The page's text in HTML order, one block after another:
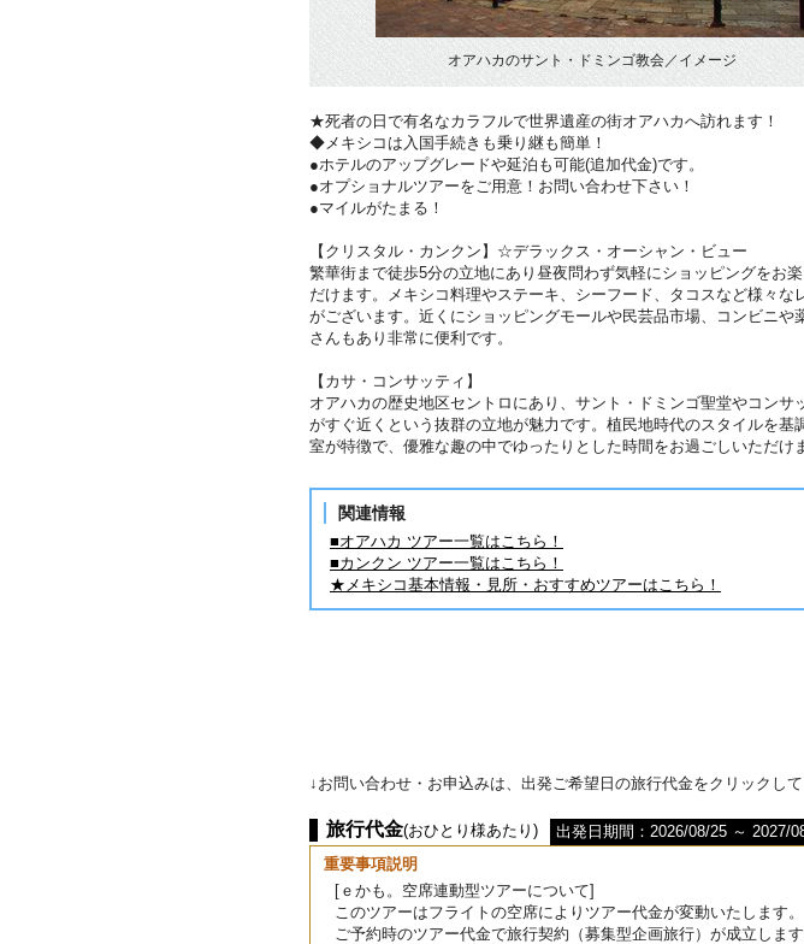
オアハカのサント・ドミンゴ教会／イメージ
★死者の日で有名なカラフルで世界遺産の街オアハカへ訪れます！
◆メキシコは入国手続きも乗り継も簡単！
●ホテルのアップグレードや延泊も可能(追加代金)です。
●オプショナルツアーをご用意！お問い合わせ下さい！
●マイルがたまる！
【クリスタル・カンクン】☆デラックス・オーシャン・ビュー
繁華街まで徒歩5分の立地にあり昼夜問わず気軽にショッピングをお
だけます。メキシコ料理やステーキ、シーフード、タコスなど様々な
がございます。近くにショッピングモールや民芸品市場、コンビニや
さんもあり非常に便利です。
【カサ・コンサッティ】
オアハカの歴史地区セントロにあり、サント・ドミンゴ聖堂やコンサ
がすぐ近くという抜群の立地が魅力です。植民地時代のスタイルを基
室が特徴で、優雅な趣の中でゆったりとした時間をお過ごしいただけ
関連情報
■オアハカ ツアー一覧はこちら！
■カンクン ツアー一覧はこちら！
★メキシコ基本情報・見所・おすすめツアーはこちら！
↓お問い合わせ・お申込みは、出発ご希望日の旅行代金をクリックして
旅行代金(おひとり様あたり)
出発日期間：2026/08/25 ～ 2027/
重要事項説明
[ｅかも。空席連動型ツアーについて]
このツアーはフライトの空席によりツアー代金が変動いたします。
ご予約時のツアー代金で旅行契約（募集型企画旅行）が成立しま